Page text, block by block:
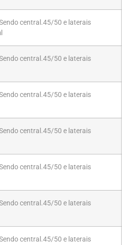
central.45/50 e laterais
central.45/50 e laterais
central.45/50 e laterais
central.45/50 e laterais
central.45/50 e laterais
central.45/50 e laterais
central.45/50 e laterais